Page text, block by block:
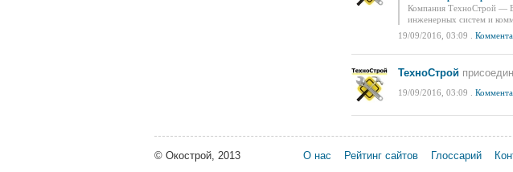
Компания ТехноСтрой —
инженерных систем и
19/09/2016, 03:09
ТехноСтрой
19/09/2016, 03:09
© Окострой, 2013 О нас Рейтинг сайтов Глоссарий